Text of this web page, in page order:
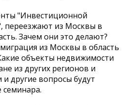
"Инвестиционной
переезжают из Москвы в
Зачем они это делают?
из Москвы в область
объекты недвижимости
из других регионов и
другие вопросы будут